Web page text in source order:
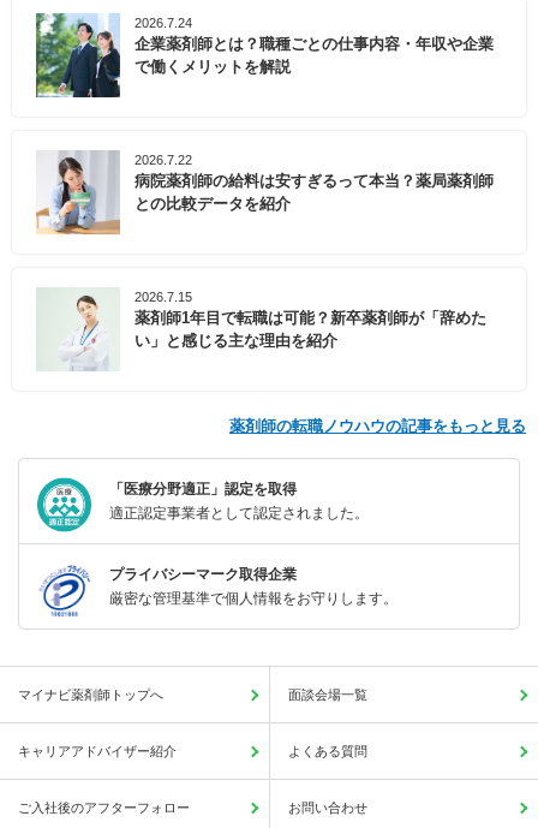
2026.7.24
企業薬剤師とは？職種ごとの仕事内容・年収や企業
で働くメリットを解説
2026.7.22
病院薬剤師の給料は安すぎるって本当？薬局薬剤師
との比較データを紹介
2026.7.15
薬剤師1年目で転職は可能？新卒薬剤師が「辞めた
い」と感じる主な理由を紹介
薬剤師の転職ノウハウの記事をもっと見る
「医療分野適正」認定を取得
適正認定事業者として認定されました。
プライバシーマーク取得企業
厳密な管理基準で個人情報をお守りします。
マイナビ薬剤師トップへ 面談会場一覧
キャリアアドバイザー紹介 よくある質問
ご入社後のアフターフォロー お問い合わせ